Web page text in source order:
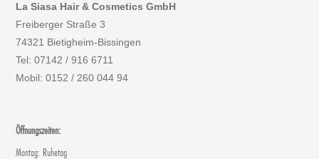
La Siasa Hair & Cosmetics GmbH
Freiberger Straße 3
74321 Bietigheim-Bissingen
Tel: 07142 / 916 6711
Mobil: 0152 / 260 044 94
Öffnungszeiten:
Montag: Ruhetag